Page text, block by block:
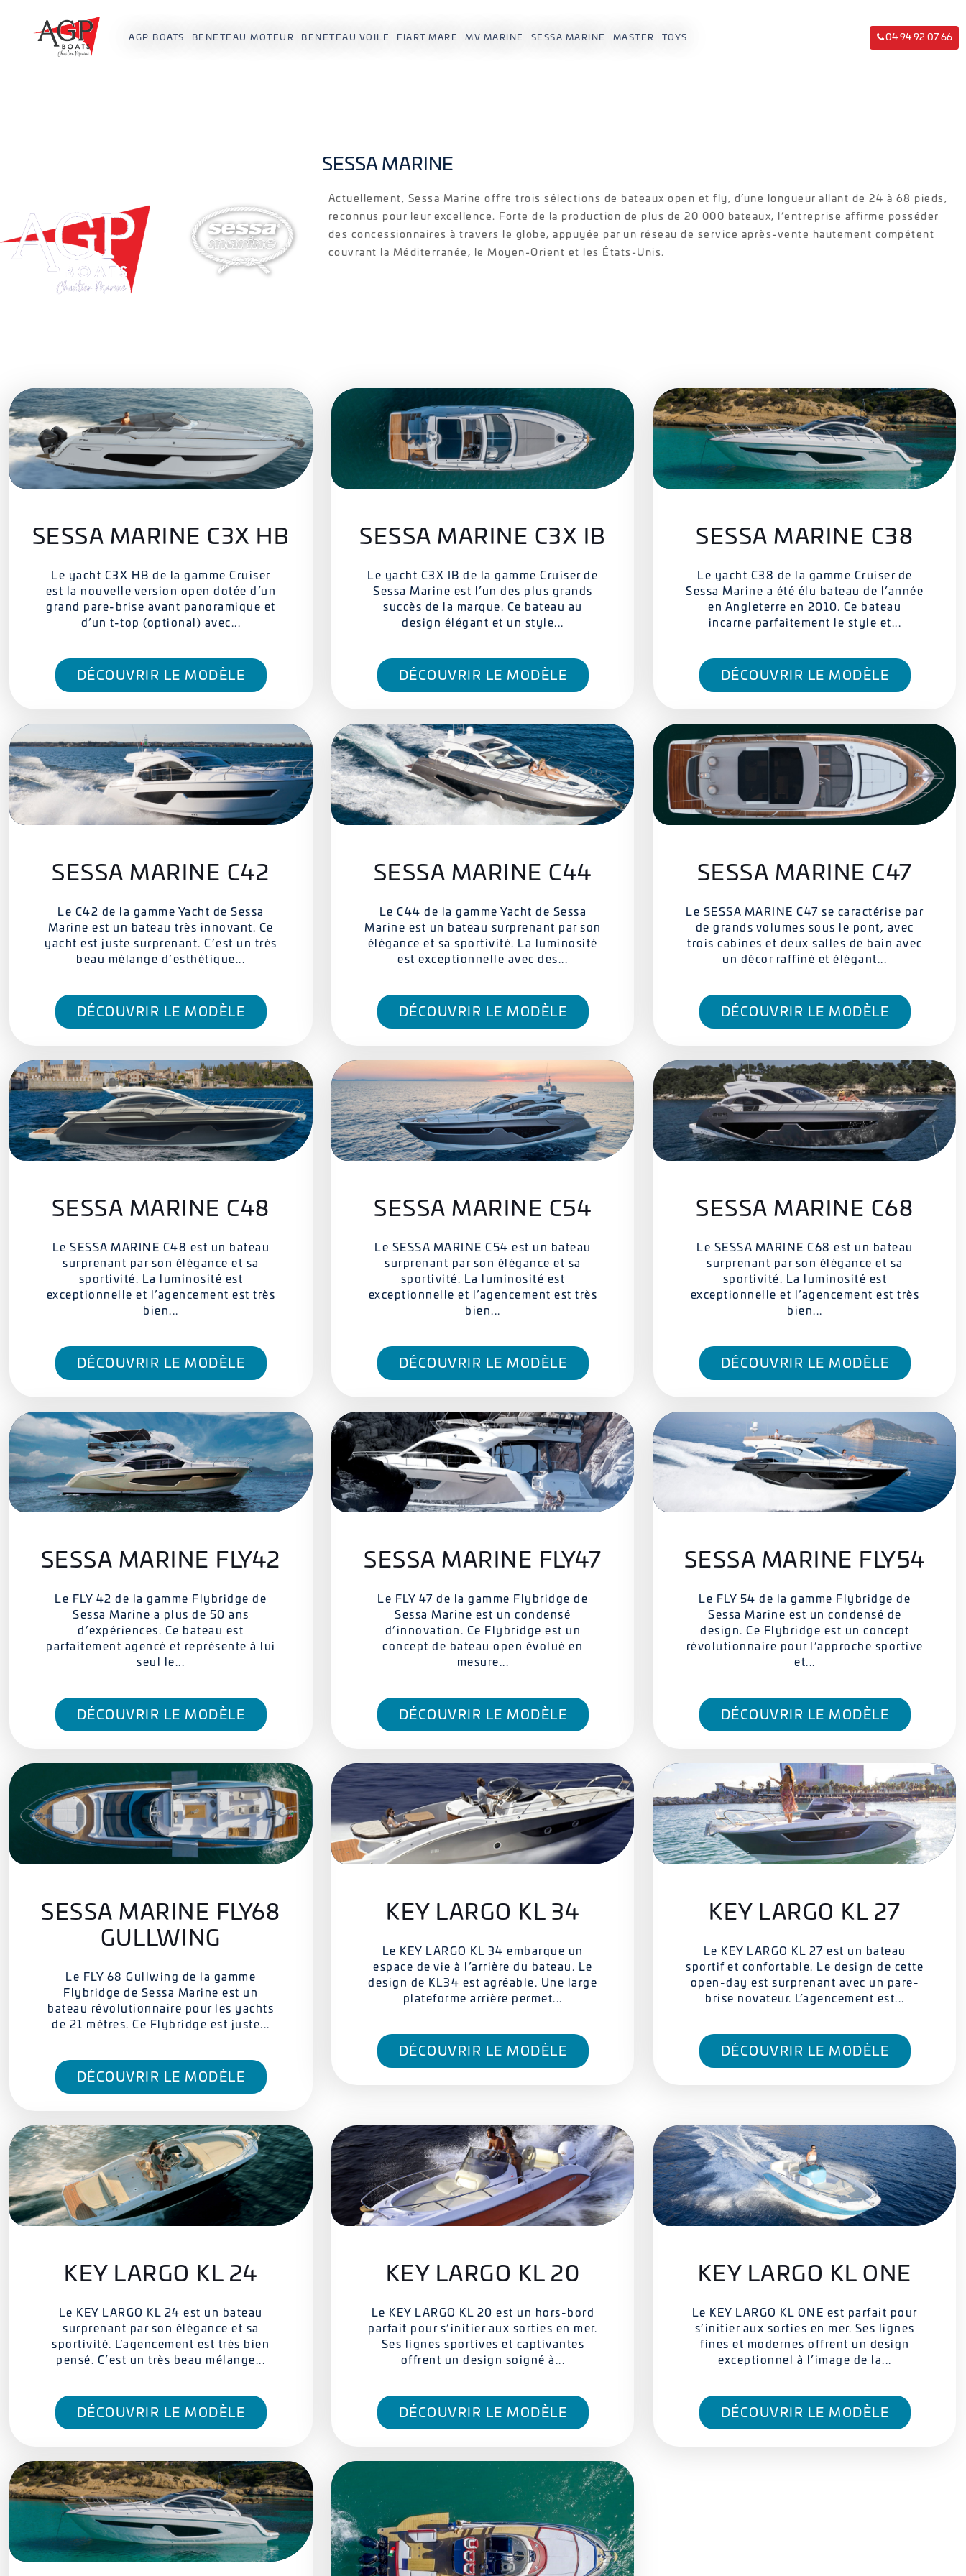
AGP BOATS BENETEAU MOTEUR BENETEAU VOILE FIART MARE MV MARINE SESSA MARINE MASTER TOYS 04 94 92 07 66
SESSA MARINE
Actuellement, Sessa Marine offre trois sélections de bateaux open et fly, d’une longueur allant de 24 à 68 pieds,
reconnus pour leur excellence. Forte de la production de plus de 20 000 bateaux, l’entreprise affirme posséder
des concessionnaires à travers le globe, appuyée par un réseau de service après-vente hautement compétent
couvrant la Méditerranée, le Moyen-Orient et les États-Unis.
SESSA MARINE C3X HB
Le yacht C3X HB de la gamme Cruiser
est la nouvelle version open dotée d’un
grand pare-brise avant panoramique et
d’un t-top (optional) avec...
DÉCOUVRIR LE MODÈLE
SESSA MARINE C3X IB
Le yacht C3X IB de la gamme Cruiser de
Sessa Marine est l’un des plus grands
succès de la marque. Ce bateau au
design élégant et un style...
DÉCOUVRIR LE MODÈLE
SESSA MARINE C38
Le yacht C38 de la gamme Cruiser de
Sessa Marine a été élu bateau de l’année
en Angleterre en 2010. Ce bateau
incarne parfaitement le style et...
DÉCOUVRIR LE MODÈLE
SESSA MARINE C42
Le C42 de la gamme Yacht de Sessa
Marine est un bateau très innovant. Ce
yacht est juste surprenant. C’est un très
beau mélange d’esthétique...
DÉCOUVRIR LE MODÈLE
SESSA MARINE C44
Le C44 de la gamme Yacht de Sessa
Marine est un bateau surprenant par son
élégance et sa sportivité. La luminosité
est exceptionnelle avec des...
DÉCOUVRIR LE MODÈLE
SESSA MARINE C47
Le SESSA MARINE C47 se caractérise par
de grands volumes sous le pont, avec
trois cabines et deux salles de bain avec
un décor raffiné et élégant...
DÉCOUVRIR LE MODÈLE
SESSA MARINE C48
Le SESSA MARINE C48 est un bateau
surprenant par son élégance et sa
sportivité. La luminosité est
exceptionnelle et l’agencement est très
bien...
DÉCOUVRIR LE MODÈLE
SESSA MARINE C54
Le SESSA MARINE C54 est un bateau
surprenant par son élégance et sa
sportivité. La luminosité est
exceptionnelle et l’agencement est très
bien...
DÉCOUVRIR LE MODÈLE
SESSA MARINE C68
Le SESSA MARINE C68 est un bateau
surprenant par son élégance et sa
sportivité. La luminosité est
exceptionnelle et l’agencement est très
bien...
DÉCOUVRIR LE MODÈLE
SESSA MARINE FLY42
Le FLY 42 de la gamme Flybridge de
Sessa Marine a plus de 50 ans
d’expériences. Ce bateau est
parfaitement agencé et représente à lui
seul le...
DÉCOUVRIR LE MODÈLE
SESSA MARINE FLY47
Le FLY 47 de la gamme Flybridge de
Sessa Marine est un condensé
d’innovation. Ce Flybridge est un
concept de bateau open évolué en
mesure...
DÉCOUVRIR LE MODÈLE
SESSA MARINE FLY54
Le FLY 54 de la gamme Flybridge de
Sessa Marine est un condensé de
design. Ce Flybridge est un concept
révolutionnaire pour l’approche sportive
et...
DÉCOUVRIR LE MODÈLE
SESSA MARINE FLY68
GULLWING
Le FLY 68 Gullwing de la gamme
Flybridge de Sessa Marine est un
bateau révolutionnaire pour les yachts
de 21 mètres. Ce Flybridge est juste...
DÉCOUVRIR LE MODÈLE
KEY LARGO KL 34
Le KEY LARGO KL 34 embarque un
espace de vie à l’arrière du bateau. Le
design de KL34 est agréable. Une large
plateforme arrière permet...
DÉCOUVRIR LE MODÈLE
KEY LARGO KL 27
Le KEY LARGO KL 27 est un bateau
sportif et confortable. Le design de cette
open-day est surprenant avec un pare-
brise novateur. L’agencement est...
DÉCOUVRIR LE MODÈLE
KEY LARGO KL 24
Le KEY LARGO KL 24 est un bateau
surprenant par son élégance et sa
sportivité. L’agencement est très bien
pensé. C’est un très beau mélange...
DÉCOUVRIR LE MODÈLE
KEY LARGO KL 20
Le KEY LARGO KL 20 est un hors-bord
parfait pour s’initier aux sorties en mer.
Ses lignes sportives et captivantes
offrent un design soigné à...
DÉCOUVRIR LE MODÈLE
KEY LARGO KL ONE
Le KEY LARGO KL ONE est parfait pour
s’initier aux sorties en mer. Ses lignes
fines et modernes offrent un design
exceptionnel à l’image de la...
DÉCOUVRIR LE MODÈLE